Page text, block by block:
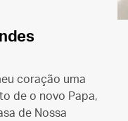
coração uma
de o novo Papa,
de Nossa